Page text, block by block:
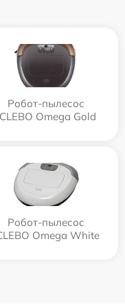
Робот-пылесос
Omega Gold
Робот-пылесос
Omega White